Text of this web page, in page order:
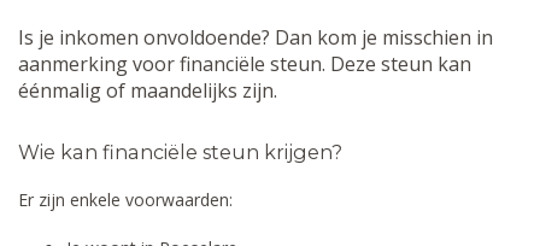
Is je inkomen onvoldoende? Dan kom je misschien in
aanmerking voor financiële steun. Deze steun kan
éénmalig of maandelijks zijn.
Wie kan financiële steun krijgen?
Er zijn enkele voorwaarden: